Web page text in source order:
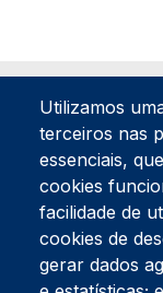
Tel:234 390 100
Endereço Postal
Apartado 42
Utilizamos
terceiros nas
essenciais,
cookies
facilidade de
cookies de
gerar dados